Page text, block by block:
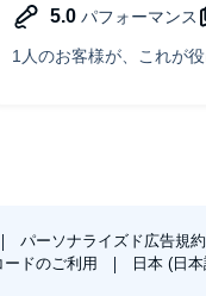
パーソナライズド広告規約
ードのご利用
日本 (日